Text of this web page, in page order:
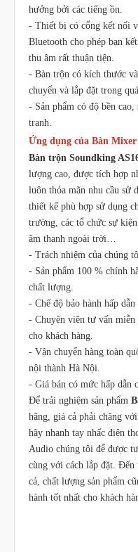
hưởng bởi các tiếng ồn.
- Thiết bị có cổng kết nối
Bluetooth cho phép bạn
thu âm rất thuận tiện.
- Bàn trộn có kích thước
chuyển và lắp đặt trong
- Sản phẩm có độ bền
tranh.
Ứng dụng của Bàn
Bàn trộn Soundking
lượng cao, được tích hợp
luôn thỏa mãn nhu cầu sử
thiết kế phù hợp sử dụng
trường, các tổ chức sự
âm thanh ngoài trời…
- Trách nhiệm của chúng
- Sản phẩm 100 % chính
chất lượng.
- Chế độ bảo hành hấp
- Chuyên viên tư vấn
cho khách hàng.
- Vận chuyển hàng toàn
nội thành Hà Nội.
- Giá bán có mức hấp dẫn
Để trải nghiệm sản phẩm
hãng, giá cả phải chăng
hãy nhanh tay nhấc điện
Audio chúng tôi để được
cùng với cách lắp đặt. Đến
cả, chất lượng sản phẩm
hành tốt nhất cho khách